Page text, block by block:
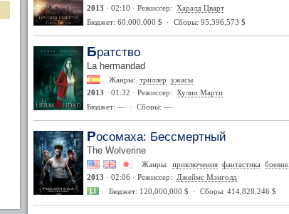
2013 · 02:10 · Режиссер: Харалд Цварт
Бюджет: 60,000,000 $ · Сборы: 95,396,573 $
Братство
La hermandad
Жанры: триллер ужасы
2013 · 01:32 · Режиссер: Хулио Марти
Бюджет: — · Сборы: —
Росомаха: Бессмертный
The Wolverine
Жанры: приключения фантастика боевик
2013 · 02:06 · Режиссер:
Джеймс Мэнголд
Бюджет: 120,000,000 $ · Сборы: 414,828,246 $